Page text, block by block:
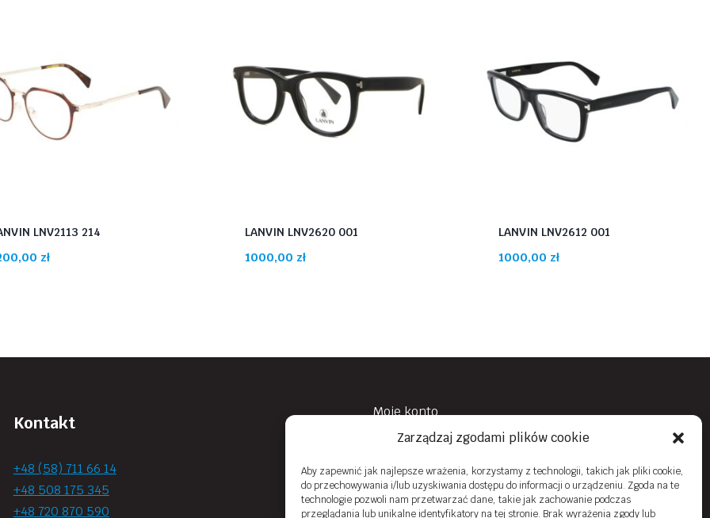
Zarządzaj zgodami plików cookie
Aby zapewnić jak najlepsze wrażenia, korzystamy z technologii, takich jak pliki cookie,
do przechowywania i/lub uzyskiwania dostępu do informacji o urządzeniu. Zgoda na te
technologie pozwoli nam przetwarzać dane, takie jak zachowanie podczas
przeglądania lub unikalne identyfikatory na tej stronie. Brak wyrażenia zgody lub
LNV2113 214
zł
LANVIN LNV2620 001
1000,00 zł
LANVIN LNV2612 001
1000,00 zł
Kontakt
+48 (58) 711 66 14
+48 508 175 345
+48 720 870 590
Moje konto
Obowiązek Informacyjny
Polityka prywatności
Zwroty i reklamacje